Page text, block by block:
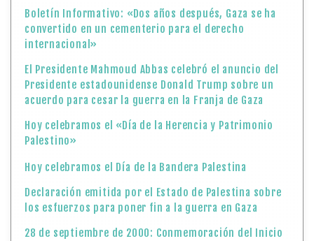
Boletín Informativo: «Dos años después, Gaza se ha
convertido en un cementerio para el derecho
internacional»
El Presidente Mahmoud Abbas celebró el anuncio del
Presidente estadounidense Donald Trump sobre un
acuerdo para cesar la guerra en la Franja de Gaza
Hoy celebramos el «Día de la Herencia y Patrimonio
Palestino»
Hoy celebramos el Día de la Bandera Palestina
Declaración emitida por el Estado de Palestina sobre
los esfuerzos para poner fin a la guerra en Gaza
28 de septiembre de 2000: Conmemoración del Inicio